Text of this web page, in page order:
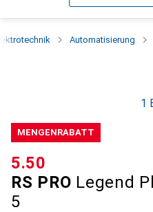
Automatisierung
1
MENGENRABATT
RS PRO Legend
5
CHF
5.50